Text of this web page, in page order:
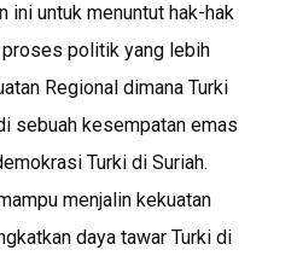
ini untuk menuntut hak-hak
politik yang lebih
Regional dimana Turki
sebuah kesempatan emas
Turki di Suriah.
menjalin kekuatan
daya tawar Turki di